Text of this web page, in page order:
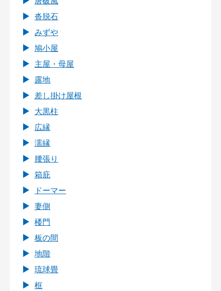
沓脱石
みずや
鳩小屋
主屋・母屋
露地
差し掛け屋根
大黒柱
広縁
濡縁
腰張り
箱庇
ドーマー
妻側
楼門
板の間
地階
琉球畳
框